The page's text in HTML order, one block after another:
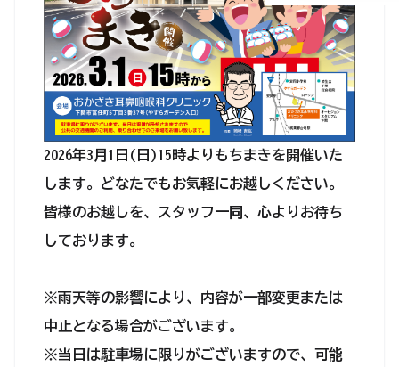
2026年3月1日(日)15時よりもちまきを開催いた
します。どなたでもお気軽にお越しください。
皆様のお越しを、スタッフ一同、心よりお待ち
しております。
※雨天等の影響により、内容が一部変更または
中止となる場合がございます。
※当日は駐車場に限りがございますので、可能